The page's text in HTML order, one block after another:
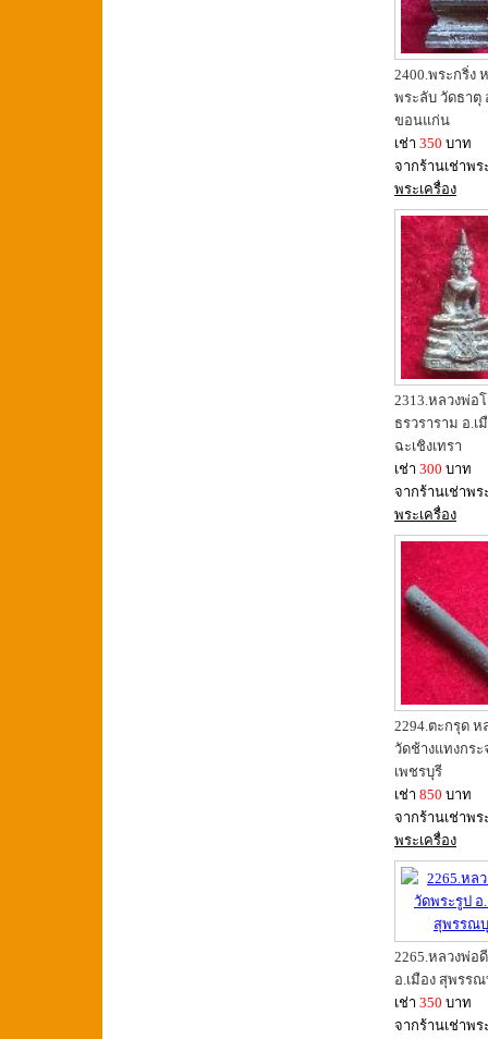
2400.พระกริ่ง
พระลับ วัดธาตุ
ขอนแก่น
เช่า 350 บาท
จากร้านเช่าพ
พระเครื่อง
2313.หลวงพ่อ
ธรวราราม อ.เ
ฉะเชิงเทรา
เช่า 300 บาท
จากร้านเช่าพ
พระเครื่อง
2294.ตะกรุด
วัดช้างแทงกระ
เพชรบุรี
เช่า 850 บาท
จากร้านเช่าพ
พระเครื่อง
2265.หลวงพ่อ
อ.เมือง สุพรร
เช่า 350 บาท
จากร้านเช่าพ